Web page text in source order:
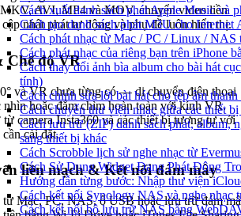
Cách xuất danh sách phát Apple Music và
Cách tạo danh sách phát M3U cho
Cách phát nhạc từ Mac / PC / Linux /
Cách phát nhạc của riêng bạn trên iPhone
Cách thay đổi ảnh bìa album cho bài hát
tính)
Cách chỉnh sửa lời bài hát cho tệp âm
Cách chuyển thư viện nhạc giữa các thiết
Cách lưu trữ (ZIP) danh sách phát, album,
sang thiết bị khác
Cách Scrobble lịch sử nghe nhạc từ
Cách Sử Dụng Widget Đang Phát Động
Hướng dẫn từng bước: Nhập thư viện
Cách kết nối Synology NAS và nghe nhạc
Cách kết nối bộ lưu trữ NAS bằng
AVI, MP4 và MOV, chuyển video liền
nhật phát tự động và phụ đề luôn hiển thị.
Chế độ VR
và VR chưa từng có — di chuyển điện thoại
nhìn hoặc đắm chìm hoàn toàn với kính VR.
từ camera Insta360 và các thiết bị tương tự với
cài đặt.
liền mạch & Kết nối đám mây
từ Mac, PC, NAS, ổ USB hoặc lưu trữ đám